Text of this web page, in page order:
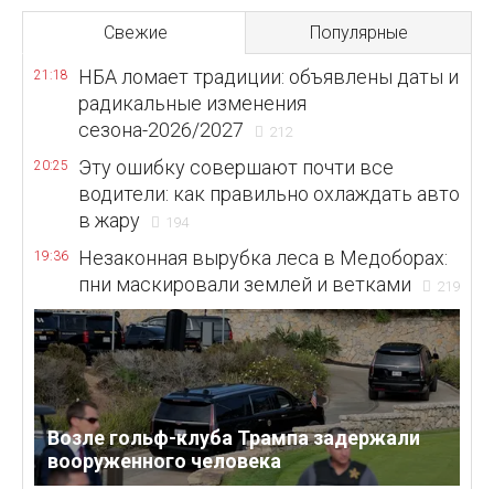
Свежие Популярные
21:18
НБА ломает традиции: объявлены даты и
радикальные изменения
сезона-2026/2027
212
20:25
Эту ошибку совершают почти все
водители: как правильно охлаждать авто
в жару
194
19:36
Незаконная вырубка леса в Медоборах:
пни маскировали землей и ветками
219
Возле гольф-клуба Трампа задержали
вооруженного человека